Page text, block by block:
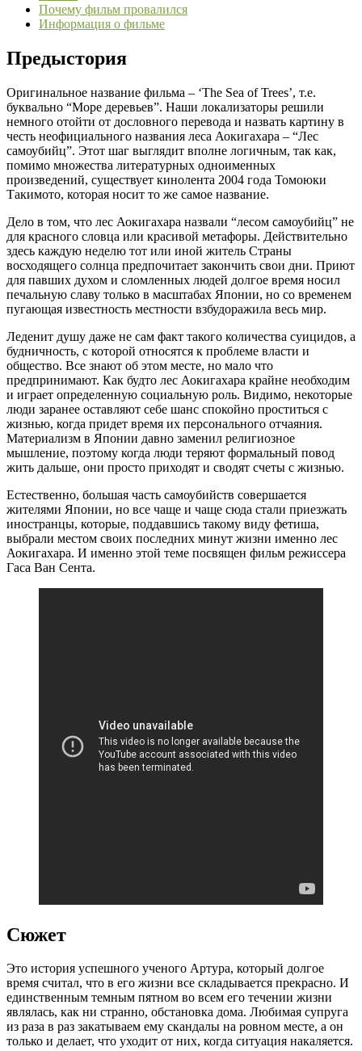
Почему фильм провалился
Информация о фильме
Предыстория
Оригинальное название фильма – ‘The Sea of Trees’, т.е.
буквально “Море деревьев”. Наши локализаторы решили
немного отойти от дословного перевода и назвать картину в
честь неофициального названия леса Аокигахара – “Лес
самоубийц”. Этот шаг выглядит вполне логичным, так как,
помимо множества литературных одноименных
произведений, существует кинолента 2004 года Томоюки
Такимото, которая носит то же самое название.
Дело в том, что лес Аокигахара назвали “лесом самоубийц” не
для красного словца или красивой метафоры. Действительно
здесь каждую неделю тот или иной житель Страны
восходящего солнца предпочитает закончить свои дни. Приют
для павших духом и сломленных людей долгое время носил
печальную славу только в масштабах Японии, но со временем
пугающая известность местности взбудоражила весь мир.
Леденит душу даже не сам факт такого количества суицидов, а
будничность, с которой относятся к проблеме власти и
общество. Все знают об этом месте, но мало что
предпринимают. Как будто лес Аокигахара крайне необходим
и играет определенную социальную роль. Видимо, некоторые
люди заранее оставляют себе шанс спокойно проститься с
жизнью, когда придет время их персонального отчаяния.
Материализм в Японии давно заменил религиозное
мышление, поэтому когда люди теряют формальный повод
жить дальше, они просто приходят и сводят счеты с жизнью.
Естественно, большая часть самоубийств совершается
жителями Японии, но все чаще и чаще сюда стали приезжать
иностранцы, которые, поддавшись такому виду фетиша,
выбрали местом своих последних минут жизни именно лес
Аокигахара. И именно этой теме посвящен фильм режиссера
Гаса Ван Сента.
Сюжет
Это история успешного ученого Артура, который долгое
время считал, что в его жизни все складывается прекрасно. И
единственным темным пятном во всем его течении жизни
являлась, как ни странно, обстановка дома. Любимая супруга
из раза в раз закатываем ему скандалы на ровном месте, а он
только и делает, что уходит от них, когда ситуация накаляется.